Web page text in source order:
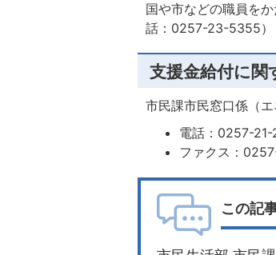
国や市などの職員を
話：0257-23-5355）
支援金給付に関
市民課市民窓口係（
電話：0257-
ファクス：
この記